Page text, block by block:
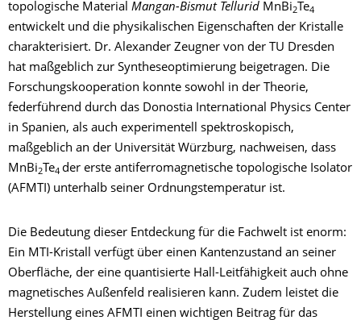
topologische Material Mangan-Bismut Tellurid MnBi2 Te4
entwickelt und die physikalischen Eigenschaften der Kristalle
charakterisiert. Dr. Alexander Zeugner von der TU Dresden
hat maßgeblich zur Syntheseoptimierung beigetragen. Die
Forschungskooperation konnte sowohl in der Theorie,
federführend durch das Donostia International Physics Center
in Spanien, als auch experimentell spektroskopisch,
maßgeblich an der Universität Würzburg, nachweisen, dass
MnBi2 Te4 der erste antiferromagnetische topologische Isolator
(AFMTI) unterhalb seiner Ordnungstemperatur ist.
Die Bedeutung dieser Entdeckung für die Fachwelt ist enorm:
Ein MTI-Kristall verfügt über einen Kantenzustand an seiner
Oberfläche, der eine quantisierte Hall-Leitfähigkeit auch ohne
magnetisches Außenfeld realisieren kann. Zudem leistet die
Herstellung eines AFMTI einen wichtigen Beitrag für das